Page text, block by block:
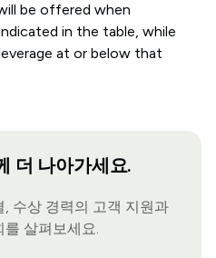
be offered when
in the table, while
at or below that
더 나아가세요.
수상 경력의 고객 지원과
살펴보세요.